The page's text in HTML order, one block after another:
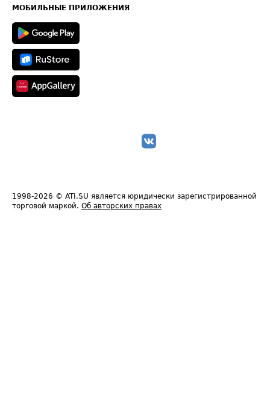
Техническая информация
МОБИЛЬНЫЕ ПРИЛОЖЕНИЯ
1998-2026 © ATI.SU является юридически зарегистрированной
торговой маркой. Об авторских правах